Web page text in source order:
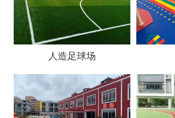
人造足球场